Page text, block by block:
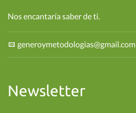
Nos encantaría saber de ti.
generoymetodologias@gmail.com
Newsletter